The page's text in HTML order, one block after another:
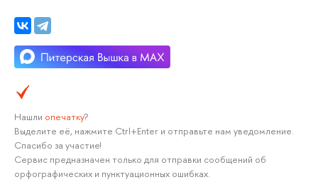
Нашли опечатку?
Выделите её, нажмите Ctrl+Enter и отправьте нам уведомление.
Спасибо за участие!
Сервис предназначен только для отправки сообщений об
орфографических и пунктуационных ошибках.